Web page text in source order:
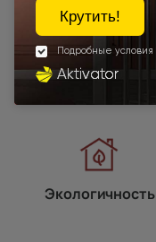
Экологичность